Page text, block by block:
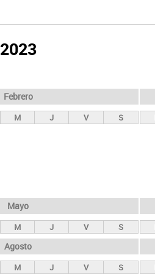
2023
Febrero
M J V S
Mayo
M J V S
Agosto
M J V S